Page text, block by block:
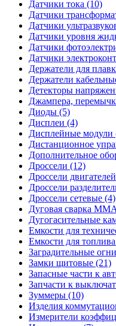
Датчики тока (10)
Датчики
Датчики
Датчики уровня
Датчики
Датчики
Держатели для
Держатели
Детекторы
Джампера,
Диоды (5)
Дисплеи (4)
Дисплейные модули
Дистанционное
Дополнительное
Дроссели (12)
Дроссели
Дроссели
Дроссели сетевые (4)
Дуговая сварка
Дугогасительные
Емкости для
Емкости для
Заградительные
Замки щитовые (21)
Запасные части к
Запчасти к
Зуммеры (10)
Изделия
Измерители